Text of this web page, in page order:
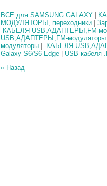
ВСЕ для SAMSUNG GALAXY
МОДУЛЯТОРЫ, переходники
-КАБЕЛЯ USB,АДАПТЕРЫ,FM-
USB,АДАПТЕРЫ,FM-модуляторы
модуляторы
-КАБЕЛЯ
Galaxy S6/S6 Edge
USB кабеля
« Назад